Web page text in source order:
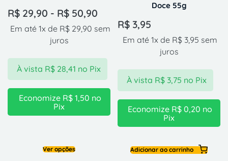
R$ 29,90 - R$ 50,90
Em até 1x de R$29,90 sem
juros
À vista R$28,41 no Pix
Economize R$ 1,50 no
Pix
Ver opções
Doce 55g
R$ 3,95
Em até 1x de R$ 3,95 sem
juros
À vista R$3,75 no Pix
Economize R$ 0,20 no
Pix
Adicionar ao carrinho